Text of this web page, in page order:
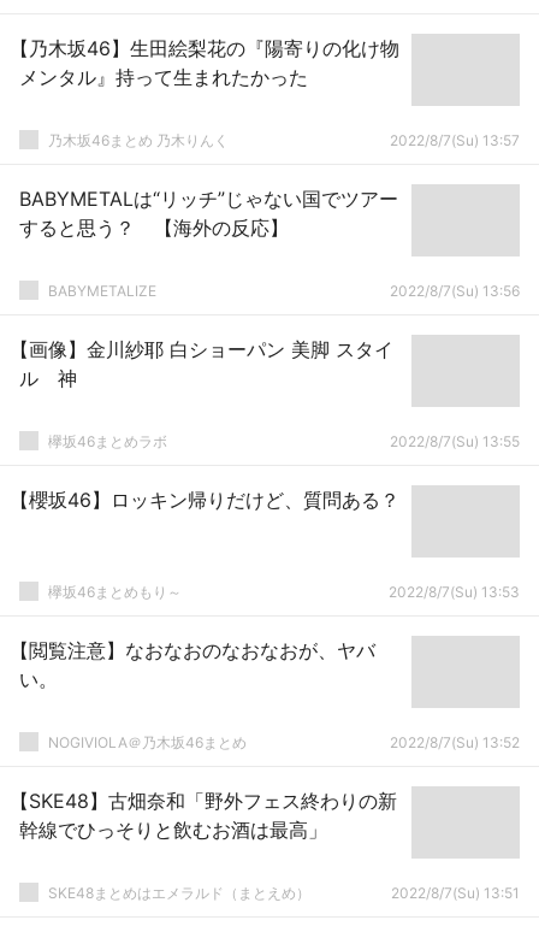
【乃木坂46】生田絵梨花の『陽寄りの化け物
メンタル』持って生まれたかった
乃木坂46まとめ 乃木りんく 2022/8/7(Su) 13:57
BABYMETALは“リッチ”じゃない国でツアー
すると思う？ 【海外の反応】
BABYMETALIZE 2022/8/7(Su) 13:56
【画像】金川紗耶 白ショーパン 美脚 スタイ
ル 神
欅坂46まとめラボ 2022/8/7(Su) 13:55
【櫻坂46】ロッキン帰りだけど、質問ある？
欅坂46まとめもり～ 2022/8/7(Su) 13:53
【閲覧注意】なおなおのなおなおが、ヤバ
い。
NOGIVIOLA＠乃木坂46まとめ 2022/8/7(Su) 13:52
【SKE48】古畑奈和「野外フェス終わりの新
幹線でひっそりと飲むお酒は最高」
SKE48まとめはエメラルド（まとえめ） 2022/8/7(Su) 13:51